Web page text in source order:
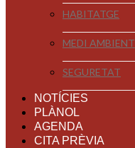
HABITATGE
MEDI AMBIENT
SEGURETAT
NOTÍCIES
PLÀNOL
AGENDA
CITA PRÈVIA